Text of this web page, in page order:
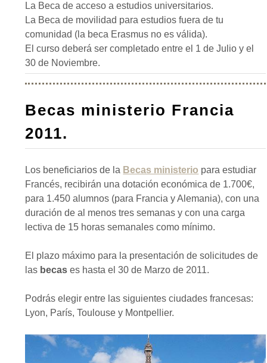
La Beca de acceso a estudios universitarios.
La Beca de movilidad para estudios fuera de tu
comunidad (la beca Erasmus no es válida).
El curso deberá ser completado entre el 1 de Julio y el
30 de Noviembre.
Becas ministerio Francia
2011.
Los beneficiarios de la Becas ministerio para estudiar
Francés, recibirán una dotación económica de 1.700€,
para 1.450 alumnos (para Francia y Alemania), con una
duración de al menos tres semanas y con una carga
lectiva de 15 horas semanales como mínimo.
El plazo máximo para la presentación de solicitudes de
las becas es hasta el 30 de Marzo de 2011.
Podrás elegir entre las siguientes ciudades francesas:
Lyon, París, Toulouse y Montpellier.